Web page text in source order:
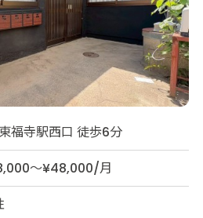
福寺駅西口 徒歩6分
～¥48,000/月